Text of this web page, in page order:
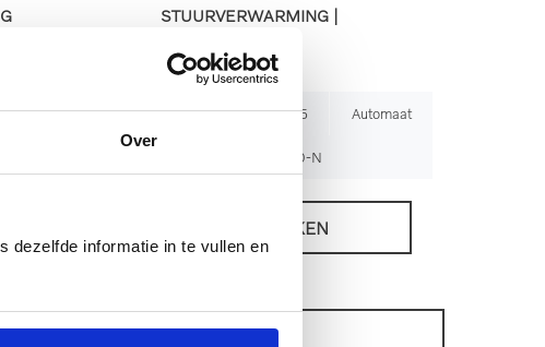
Over
dezelfde informatie in te vullen en
Automaat
STUURVERWARMING |
36.403km 2025 Automaat
HNX-80-N
BEKIJKEN
ONZE VOORRAAD OCCASIONS